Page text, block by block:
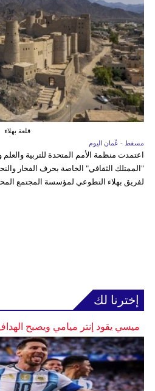
قلعة بهلاء
مسقط - عُمان اليوم
اعتمدت منظمة الأمم المتحدة للتربية والعلم
"الممتلك الثقافي" الخاصة بحرف الفخار
لفريق بهلاء التطوعي لمؤسسة المجتمع
إخترنا لك
ميسي يقود إنتر ميامي ويصبح